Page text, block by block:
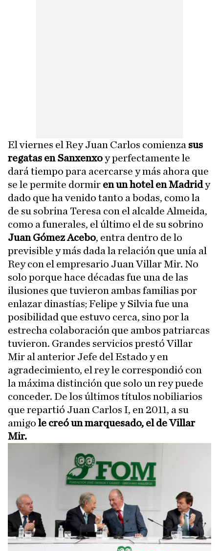
El viernes el Rey Juan Carlos comienza sus
regatas en Sanxenxoy perfectamente le
dará tiempo para acercarse y más ahora que
se le permite dormir en un hotel en Madridy
dado que ha venido tanto a bodas, como la
de su sobrina Teresa con el alcalde Almeida,
como a funerales, el último el de su sobrino
Juan Gómez Acebo, entra dentro de lo
previsible y más dada la relación que unía al
Rey con el empresario Juan Villar Mir. No
solo porque hace décadas fue una de las
ilusiones que tuvieron ambas familias por
enlazar dinastías; Felipe y Silvia fue una
posibilidad que estuvo cerca, sino por la
estrecha colaboración que ambos patriarcas
tuvieron. Grandes servicios prestó Villar
Mir al anterior Jefe del Estado y en
agradecimiento, el rey le correspondió con
la máxima distinción que solo un rey puede
conceder. De los últimos títulos nobiliarios
que repartió Juan Carlos I, en 2011, a su
amigo le creó un marquesado, el de Villar
Mir.